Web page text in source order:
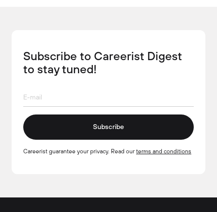
Subscribe to Careerist Digest
to stay tuned!
Subscribe
Careerist guarantee your privacy. Read our terms and conditions